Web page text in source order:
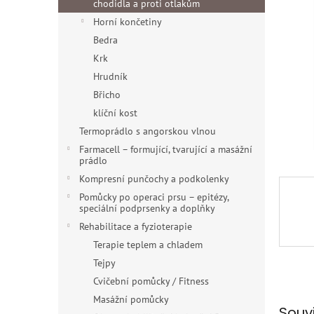
n
chodidla a proti otlakům
Horní končetiny
Bedra
Krk
Hrudník
Břicho
klíční kost
Termoprádlo s angorskou vlnou
Farmacell – formující, tvarující a masážní
prádlo
Kompresní punčochy a podkolenky
Pomůcky po operaci prsu – epitézy,
speciální podprsenky a doplňky
Rehabilitace a fyzioterapie
Terapie teplem a chladem
Tejpy
Cvičební pomůcky / Fitness
Masážní pomůcky